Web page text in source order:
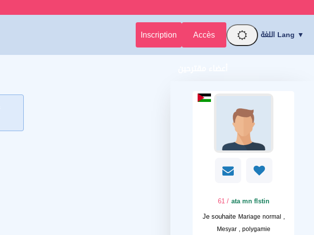
Inscription Accès اللغة Lang ▼
ata mn flstin
/ 61
Je souhaite Mariage normal ,
Mesyar , polygamie